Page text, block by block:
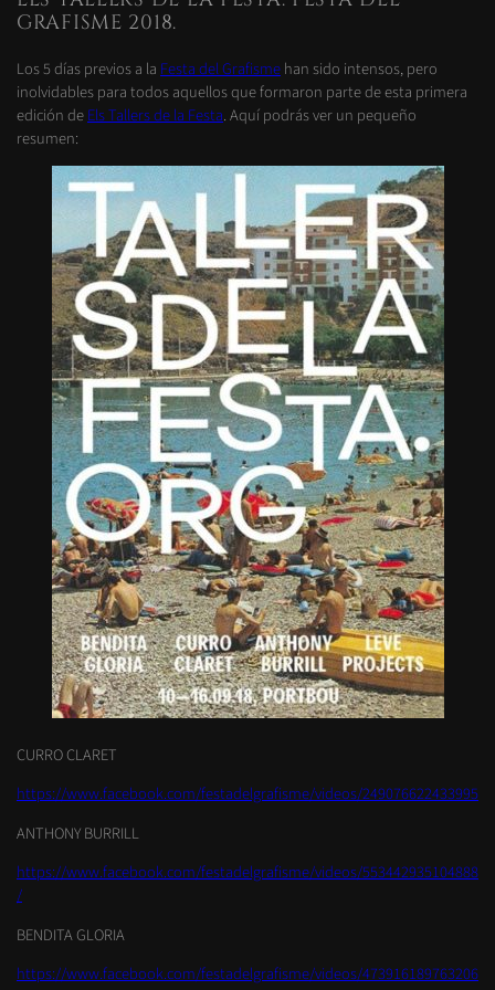
GRAFISME 2018.
Los 5 días previos a la Festa del Grafismehan sido intensos, pero
inolvidables para todos aquellos que formaron parte de esta primera
edición deEls Tallers de la Festa. Aquí podrás ver un pequeño
resumen:
CURRO CLARET
https://www.facebook.com/festadelgrafisme/videos/249076622433995
ANTHONY BURRILL
https://www.facebook.com/festadelgrafisme/videos/553442935104888
/
BENDITA GLORIA
https://www.facebook.com/festadelgrafisme/videos/473916189763206